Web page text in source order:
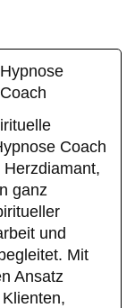
Hypnose
Coach
Coach
ganz
und
Mit
Ansatz